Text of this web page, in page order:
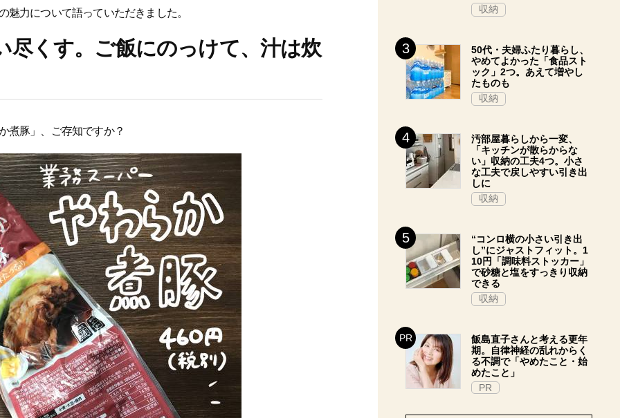
力について語っていただきました。
尽くす。ご飯にのっけて、汁は炊
煮豚」、ご存知ですか？
収納
50代・夫婦ふたり暮らし、
やめてよかった「食品スト
ック」2つ。あえて増やし
たものも
収納
汚部屋暮らしから一変、
「キッチンが散らからな
い」収納の工夫4つ。小さ
な工夫で戻しやすい引き出
しに
収納
“コンロ横の小さい引き出
し”にジャストフィット。1
10円「調味料ストッカー」
で砂糖と塩をすっきり収納
できる
収納
飯島直子さんと考える更年
期。自律神経の乱れからく
る不調で「やめたこと・始
めたこと」
PR